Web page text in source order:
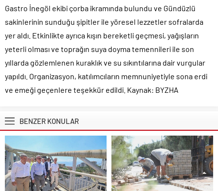
Gastro İnegöl ekibi çorba ikramında bulundu ve Gündüzlü
sakinlerinin sunduğu şipitler ile yöresel lezzetler sofralarda
yer aldı. Etkinlikte ayrıca kışın bereketli geçmesi, yağışların
yeterli olması ve toprağın suya doyma temennileri ile son
yıllarda gözlemlenen kuraklık ve su sıkıntılarına dair vurgular
yapıldı. Organizasyon, katılımcıların memnuniyetiyle sona erdi
ve emeği geçenlere teşekkür edildi. Kaynak: BYZHA
BENZER KONULAR